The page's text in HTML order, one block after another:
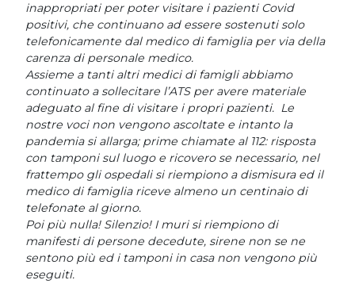
inappropriati per poter visitare i pazienti Covid
positivi, che continuano ad essere sostenuti solo
telefonicamente dal medico di famiglia per via della
carenza di personale medico.
Assieme a tanti altri medici di famigli abbiamo
continuato a sollecitare l’ATS per avere materiale
adeguato al fine di visitare i propri pazienti. Le
nostre voci non vengono ascoltate e intanto la
pandemia si allarga; prime chiamate al 112: risposta
con tamponi sul luogo e ricovero se necessario, nel
frattempo gli ospedali si riempiono a dismisura ed il
medico di famiglia riceve almeno un centinaio di
telefonate al giorno.
Poi più nulla! Silenzio! I muri si riempiono di
manifesti di persone decedute, sirene non se ne
sentono più ed i tamponi in casa non vengono più
eseguiti.